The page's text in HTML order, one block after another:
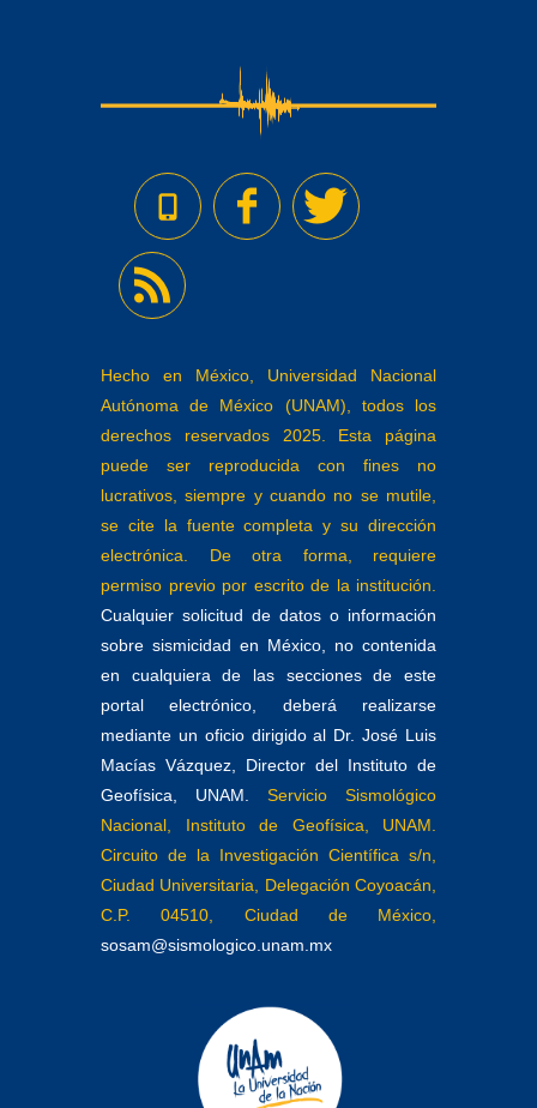
Hecho en México, Universidad Nacional
Autónoma de México (UNAM), todos los
derechos reservados 2025. Esta página
puede ser reproducida con fines no
lucrativos, siempre y cuando no se mutile,
se cite la fuente completa y su dirección
electrónica. De otra forma, requiere
permiso previo por escrito de la institución.
Cualquier solicitud de datos o información
sobre sismicidad en México, no contenida
en cualquiera de las secciones de este
portal electrónico, deberá realizarse
mediante un oficio dirigido al Dr. José Luis
Macías Vázquez, Director del Instituto de
Geofísica, UNAM.
Servicio Sismológico
Nacional, Instituto de Geofísica, UNAM.
Circuito de la Investigación Científica s/n,
Ciudad Universitaria, Delegación Coyoacán,
C.P. 04510, Ciudad de México,
sosam@sismologico.unam.mx